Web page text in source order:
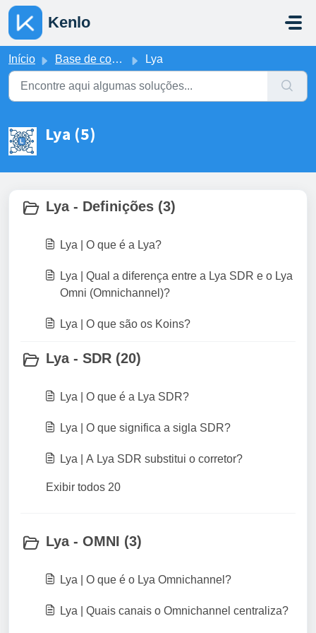
Ir para o conteúdo principal
Kenlo
Início Base de conhecimento Lya
Lya (5)
Lya - Definições (3)
Lya | O que é a Lya?
Lya | Qual a diferença entre a Lya SDR e o Lya
Omni (Omnichannel)?
Lya | O que são os Koins?
Lya - SDR (20)
Lya | O que é a Lya SDR?
Lya | O que significa a sigla SDR?
Lya | A Lya SDR substitui o corretor?
Exibir todos 20
Lya - OMNI (3)
Lya | O que é o Lya Omnichannel?
Lya | Quais canais o Omnichannel centraliza?